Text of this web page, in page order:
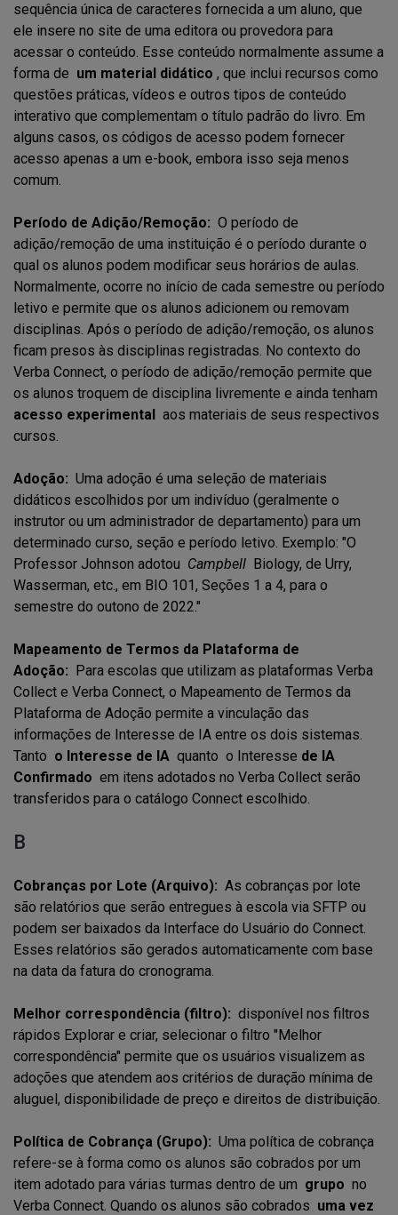
sequência única de caracteres fornecida a um aluno, que
ele insere no site de uma editora ou provedora para
acessar o conteúdo. Esse conteúdo normalmente assume a
forma de um material didático , que inclui recursos como
questões práticas, vídeos e outros tipos de conteúdo
interativo que complementam o título padrão do livro. Em
alguns casos, os códigos de acesso podem fornecer
acesso apenas a um e-book, embora isso seja menos
comum.
Período de Adição/Remoção: O período de
adição/remoção de uma instituição é o período durante o
qual os alunos podem modificar seus horários de aulas.
Normalmente, ocorre no início de cada semestre ou período
letivo e permite que os alunos adicionem ou removam
disciplinas. Após o período de adição/remoção, os alunos
ficam presos às disciplinas registradas. No contexto do
Verba Connect, o período de adição/remoção permite que
os alunos troquem de disciplina livremente e ainda tenham
acesso experimental aos materiais de seus respectivos
cursos.
Adoção: Uma adoção é uma seleção de materiais
didáticos escolhidos por um indivíduo (geralmente o
instrutor ou um administrador de departamento) para um
determinado curso, seção e período letivo. Exemplo: "O
Professor Johnson adotou Campbell Biology, de Urry,
Wasserman, etc., em BIO 101, Seções 1 a 4, para o
semestre do outono de 2022."
Mapeamento de Termos da Plataforma de
Adoção: Para escolas que utilizam as plataformas Verba
Collect e Verba Connect, o Mapeamento de Termos da
Plataforma de Adoção permite a vinculação das
informações de Interesse de IA entre os dois sistemas.
Tanto o Interesse de IA quanto o Interesse de IA
Confirmado em itens adotados no Verba Collect serão
transferidos para o catálogo Connect escolhido.
B
Cobranças por Lote (Arquivo): As cobranças por lote
são relatórios que serão entregues à escola via SFTP ou
podem ser baixados da Interface do Usuário do Connect.
Esses relatórios são gerados automaticamente com base
na data da fatura do cronograma.
Melhor correspondência (filtro): disponível nos filtros
rápidos Explorar e criar, selecionar o filtro "Melhor
correspondência" permite que os usuários visualizem as
adoções que atendem aos critérios de duração mínima de
aluguel, disponibilidade de preço e direitos de distribuição.
Política de Cobrança (Grupo): Uma política de cobrança
refere-se à forma como os alunos são cobrados por um
item adotado para várias turmas dentro de um grupo no
Verba Connect. Quando os alunos são cobrados uma vez